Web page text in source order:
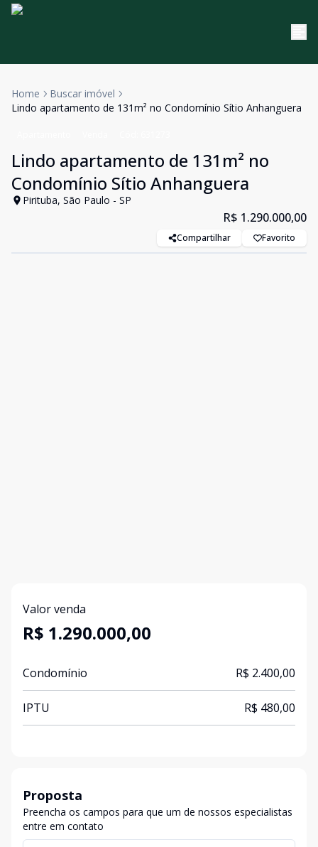
Home
Buscar imóvel
Lindo apartamento de 131m² no Condomínio Sítio Anhanguera
Lindo apartamento de 131m² no
Condomínio Sítio Anhanguera
Pirituba, São Paulo - SP
R$ 1.290.000,00
Compartilhar Favorito
Valor venda
R$ 1.290.000,00
Condomínio R$ 2.400,00
IPTU R$ 480,00
Proposta
Preencha os campos para que um de nossos especialistas
entre em contato